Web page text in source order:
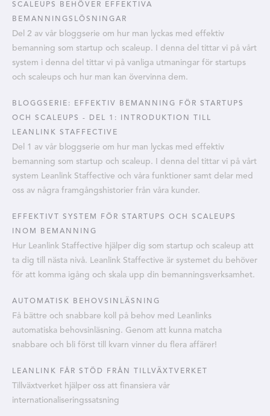
SCALEUPS BEHÖVER EFFEKTIVA
BEMANNINGSLÖSNINGAR
Del 2 av vår bloggserie om hur man lyckas med effektiv
bemanning som startup och scaleup. I denna del tittar vi på vårt
system i denna del tittar vi på vanliga utmaningar för startups
och scaleups och hur man kan övervinna dem.
BLOGGSERIE: EFFEKTIV BEMANNING FÖR STARTUPS
OCH SCALEUPS - DEL 1: INTRODUKTION TILL
LEANLINK STAFFECTIVE
Del 1 av vår bloggserie om hur man lyckas med effektiv
bemanning som startup och scaleup. I denna del tittar vi på vårt
system Leanlink Staffective och våra funktioner samt delar med
oss av några framgångshistorier från våra kunder.
EFFEKTIVT SYSTEM FÖR STARTUPS OCH SCALEUPS
INOM BEMANNING
Hur Leanlink Staffective hjälper dig som startup och scaleup att
ta dig till nästa nivå. Leanlink Staffective är systemet du behöver
för att komma igång och skala upp din bemanningsverksamhet.
AUTOMATISK BEHOVSINLÄSNING
Få bättre och snabbare koll på behov med Leanlinks
automatiska behovsinläsning. Genom att kunna matcha
snabbare och bli först till kvarn vinner du flera affärer!
LEANLINK FÅR STÖD FRÅN TILLVÄXTVERKET
Tillväxtverket hjälper oss att finansiera vår
internationaliseringssatsning